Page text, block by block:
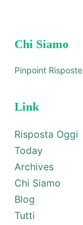
Chi Siamo
Pinpoint Risposte
Link
Risposta Oggi
Today
Archives
Chi Siamo
Blog
Tutti